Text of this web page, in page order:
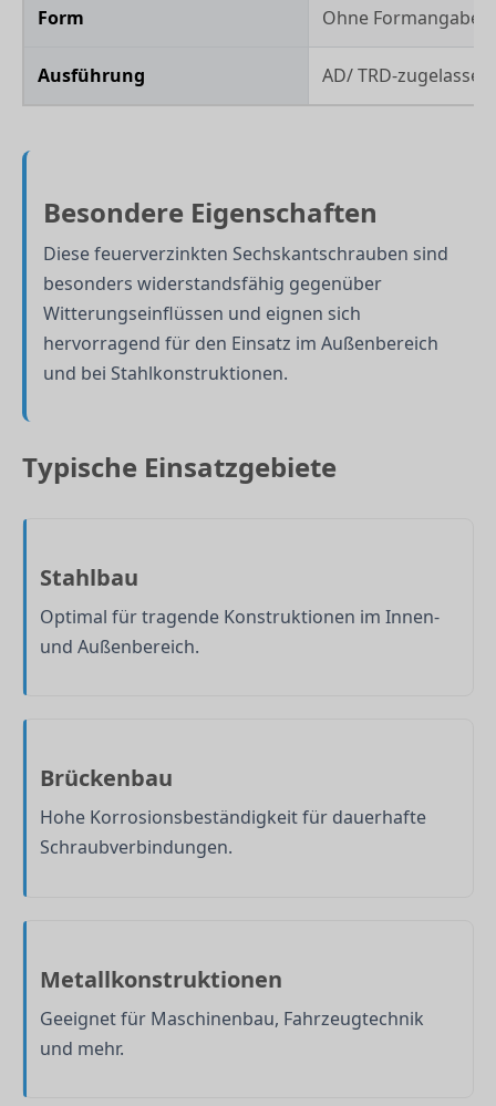
Form Ohne Formangabe
Ausführung AD/ TRD-zugelassen
Besondere Eigenschaften
Diese feuerverzinkten Sechskantschrauben sind
besonders widerstandsfähig gegenüber
Witterungseinflüssen und eignen sich
hervorragend für den Einsatz im Außenbereich
und bei Stahlkonstruktionen.
Typische Einsatzgebiete
Stahlbau
Optimal für tragende Konstruktionen im Innen-
und Außenbereich.
Brückenbau
Hohe Korrosionsbeständigkeit für dauerhafte
Schraubverbindungen.
Metallkonstruktionen
Geeignet für Maschinenbau, Fahrzeugtechnik
und mehr.